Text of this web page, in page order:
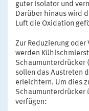
guter Isolator und
Darüber hinaus wird
Luft die Oxidation
Zur Reduzierung
werden
Schaumunterdrücker
sollen das Austreten
erleichtern. Um dies
Schaumunterdrücker
verfügen: